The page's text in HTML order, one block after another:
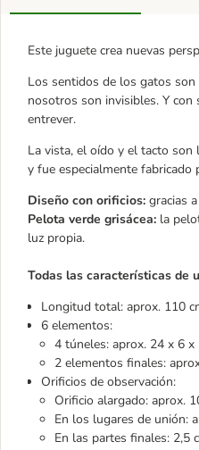
Este juguete crea nuevas
Los sentidos de los gatos son
nosotros son invisibles. Y
entrever.
La vista, el oído y el tacto son
y fue especialmente
Diseño con orificios: gracias
Pelota verde grisácea: la
luz propia.
Todas las características de
Longitud total: aprox. 110
6 elementos:
4 túneles: aprox. 24 x 6
2 elementos finales:
Orificios de observación:
Orificio alargado: aprox.
En los lugares de unión:
En las partes finales: 2,5